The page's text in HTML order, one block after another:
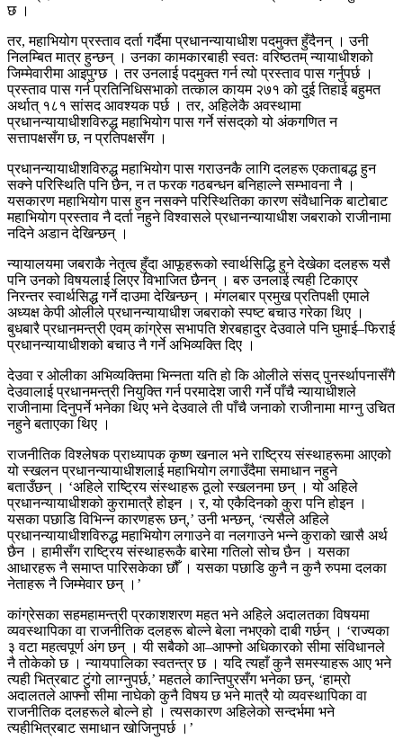
छ ।
तर, महाभियोग प्रस्ताव दर्ता गर्दैमा प्रधानन्यायाधीश पदमुक्त हुँदैनन् । उनी
निलम्बित मात्र हुन्छन् । उनका कामकारबाही स्वतः वरिष्ठतम् न्यायाधीशको
जिम्मेवारीमा आइपुग्छ । तर उनलाई पदमुक्त गर्न त्यो प्रस्ताव पास गर्नुपर्छ ।
प्रस्ताव पास गर्न प्रतिनिधिसभाको तत्काल कायम २७१ को दुई तिहाई बहुमत
अर्थात् १८१ सांसद आवश्यक पर्छ । तर, अहिलेकै अवस्थामा
प्रधानन्यायाधीशविरुद्ध महाभियोग पास गर्ने संसद्‌को यो अंकगणित न
सत्तापक्षसँग छ, न प्रतिपक्षसँग ।
प्रधानन्यायाधीशविरुद्ध महाभियोग पास गराउनकै लागि दलहरू एकताबद्ध हुन
सक्ने परिस्थिति पनि छैन, न त फरक गठबन्धन बनिहाल्ने सम्भावना नै ।
यसकारण महाभियोग पास हुन नसक्ने परिस्थितिका कारण संवैधानिक बाटोबाट
महाभियोग प्रस्ताव नै दर्ता नहुने विश्वासले प्रधानन्यायाधीश जबराको राजीनामा
नदिने अडान देखिन्छन् ।
न्यायालयमा जबराकै नेतृत्व हुँदा आफूहरूको स्वार्थसिद्धि हुने देखेका दलहरू यसै
पनि उनको विषयलाई लिएर विभाजित छैनन् । बरु उनलाई त्यही टिकाएर
निरन्तर स्वार्थसिद्ध गर्ने दाउमा देखिन्छन् । मंगलबार प्रमुख प्रतिपक्षी एमाले
अध्यक्ष केपी ओलीले प्रधानन्यायाधीश जबराको स्पष्ट बचाउ गरेका थिए ।
बुधबारै प्रधानमन्त्री एवम् कांग्रेस सभापति शेरबहादुर देउवाले पनि घुमाई–फिराई
प्रधानन्यायाधीशको बचाउ नै गर्ने अभिव्यक्ति दिए ।
देउवा र ओलीका अभिव्यक्तिमा भिन्नता यति हो कि ओलीले संसद् पुनर्स्थापनासँगै
देउवालाई प्रधानमन्त्री नियुक्ति गर्न परमादेश जारी गर्ने पाँचै न्यायाधीशले
राजीनामा दिनुपर्ने भनेका थिए भने देउवाले ती पाँचै जनाको राजीनामा माग्नु उचित
नहुने बताएका थिए ।
राजनीतिक विश्लेषक प्राध्यापक कृष्ण खनाल भने राष्ट्रिय संस्थाहरूमा आएको
यो स्खलन प्रधानन्यायाधीशलाई महाभियोग लगाउँदैमा समाधान नहुने
बताउँछन् । ‘अहिले राष्ट्रिय संस्थाहरू ठूलो स्खलनमा छन् । यो अहिले
प्रधानन्यायाधीशको कुरामात्रै होइन । र, यो एकैदिनको कुरा पनि होइन ।
यसका पछाडि विभिन्न कारणहरू छन्,’ उनी भन्छन्, ‘त्यसैले अहिले
प्रधानन्यायाधीशविरुद्ध महाभियोग लगाउने वा नलगाउने भन्ने कुराको खासै अर्थ
छैन । हामीसँग राष्ट्रिय संस्थाहरूकै बारेमा गतिलो सोच छैन । यसका
आधारहरू नै समाप्त पारिसकेका छौँ । यसका पछाडि कुनै न कुनै रुपमा दलका
नेताहरू नै जिम्मेवार छन् ।’
कांग्रेसका सहमहामन्त्री प्रकाशशरण महत भने अहिले अदालतका विषयमा
व्यवस्थापिका वा राजनीतिक दलहरू बोल्ने बेला नभएको दाबी गर्छन् । ‘राज्यका
३ वटा महत्वपूर्ण अंग छन् । यी सबैको आ–आफ्नो अधिकारको सीमा संविधानले
नै तोकेको छ । न्यायपालिका स्वतन्त्र छ । यदि त्यहाँ कुनै समस्याहरू आए भने
त्यही भित्रबाट टुंगो लाग्नुपर्छ,’ महतले कान्तिपुरसँग भनेका छन्, ‘हाम्रो
अदालतले आफ्नो सीमा नाघेको कुनै विषय छ भने मात्रै यो व्यवस्थापिका वा
राजनीतिक दलहरूले बोल्ने हो । त्यसकारण अहिलेको सन्दर्भमा भने
त्यहीभित्रबाट समाधान खोजिनुपर्छ ।’